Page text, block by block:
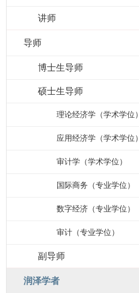
讲师
导师
博士生导师
硕士生导师
理论经济学（学术学位）
应用经济学（学术学位）
审计学（学术学位）
国际商务（专业学位）
数字经济（专业学位）
审计（专业学位）
副导师
润泽学者